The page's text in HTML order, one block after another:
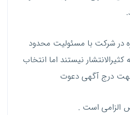
در شرکت با مسئولیت محدود
کثیرالانتشار نیستند اما انتخاب
جهت درج آگهی دعوت
الزامی است .